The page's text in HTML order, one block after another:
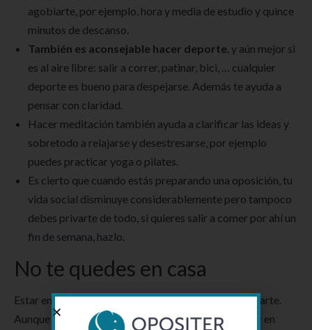
agobiarte, por ejemplo, hora y media de estudio y quince
minutos de descanso.
También es aconsejable hacer deporte, y aún mejor si
es al aire libre: salir a correr, patinar, bici, … cualquier
deporte es bueno para despejarse. Además te ayuda a
pensar con claridad.
Hacer meditación también ayuda a clarificar las ideas y
sobretodo a relajarse y desestresarse, por ejemplo
puedes practicar yoga o pilates.
Es cierto que cuando estás preparando una oposición, tu
vida social disminuye considerablemente pero tampoco
debes privarte de todo, si quieres salir a comer por ahí un
fin de semana, hazlo.
No te quedes en casa
Estar encerrado en casa estudiando puede desmotivarte.
Aunque es cierto que hay gente que prefiere estudiar en